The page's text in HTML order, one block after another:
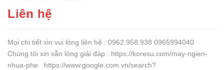
Liên hệ
Mọi chi tiết xin vui lòng liên hệ : 0962.958.938 0965994040
Chúng tôi xin sẵn lòng giải đáp : https://koresu.com/may-ngien-
nhua-phe https://www.google.com.vn/search?